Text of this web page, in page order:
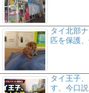
タイ北部
匹を保護
タイ王子
す、今口